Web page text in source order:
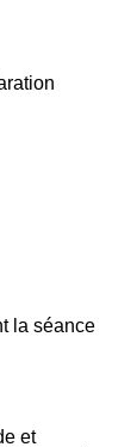
la séance
et